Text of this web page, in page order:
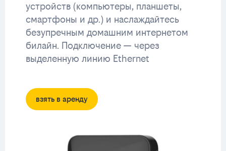
устройств (компьютеры, планшеты,
смартфоны и др.) и наслаждайтесь
безупречным домашним интернетом
билайн. Подключение — через
выделенную линию Ethernet
взять в аренду